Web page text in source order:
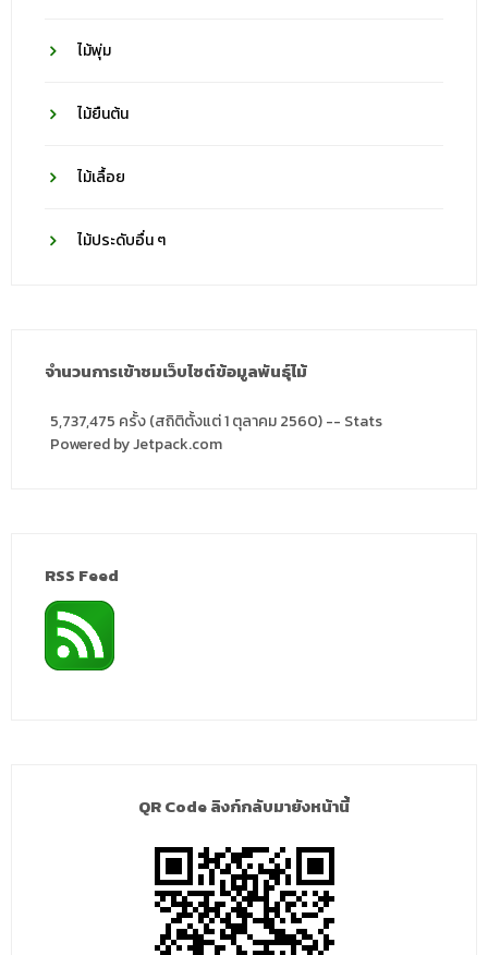
ไม้พุ่ม
ไม้ยืนต้น
ไม้เลื้อย
ไม้ประดับอื่น ๆ
จำนวนการเข้าชมเว็บไซต์ข้อมูลพันธุ์ไม้
5,737,475 ครั้ง (สถิติตั้งแต่ 1 ตุลาคม 2560) -- Stats
Powered by Jetpack.com
RSS Feed
QR Code ลิงก์กลับมายังหน้านี้